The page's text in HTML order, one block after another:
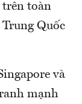
trên toàn
Quốc
và
mạnh